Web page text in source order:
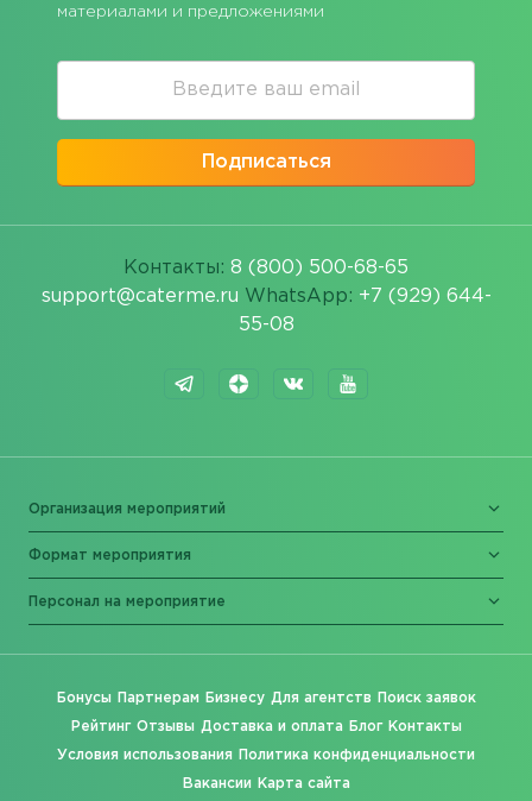
материалами и предложениями
Подписаться
Контакты: 8 (800) 500-68-65
support@caterme.ru WhatsApp: +7 (929) 644-
55-08
Организация мероприятий
Формат мероприятия
Персонал на мероприятие
Бонусы Партнерам Бизнесу Для агентств Поиск заявок
Рейтинг Отзывы Доставка и оплата Блог Контакты
Условия использования Политика конфиденциальности
Вакансии Карта сайта